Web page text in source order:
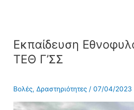
Εκπαίδευση
ΤΕΘ Γ’ΣΣ
Βολές,Δραστηριότητες /07/04/2023
Εθνοφυλάκων
ΤΕΘ